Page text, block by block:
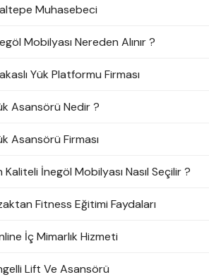
Muhasebeci
Mobilyası Nereden Alınır ?
Yük Platformu Firması
Asansörü Nedir ?
Asansörü Firması
Kaliteli İnegöl Mobilyası Nasıl Seçilir ?
Fitness Eğitimi Faydaları
İç Mimarlık Hizmeti
Lift Ve Asansörü